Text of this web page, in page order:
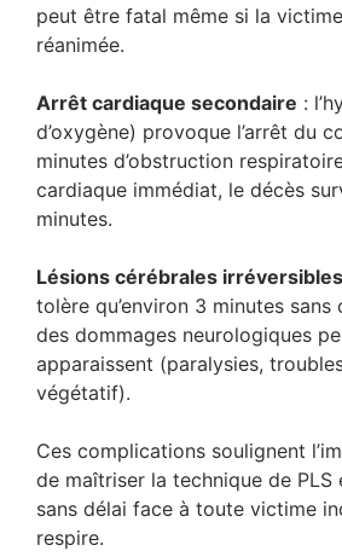
peut être fatal même si la
réanimée.
Arrêt cardiaque secondaire :
d’oxygène) provoque l’arrêt du
minutes d’obstruction
cardiaque immédiat, le décès
minutes.
Lésions cérébrales irréversibles
tolère qu’environ 3 minutes sans
des dommages neurologiques
apparaissent (paralysies,
végétatif).
Ces complications soulignent
de maîtriser la technique de PLS
sans délai face à toute victime
respire.